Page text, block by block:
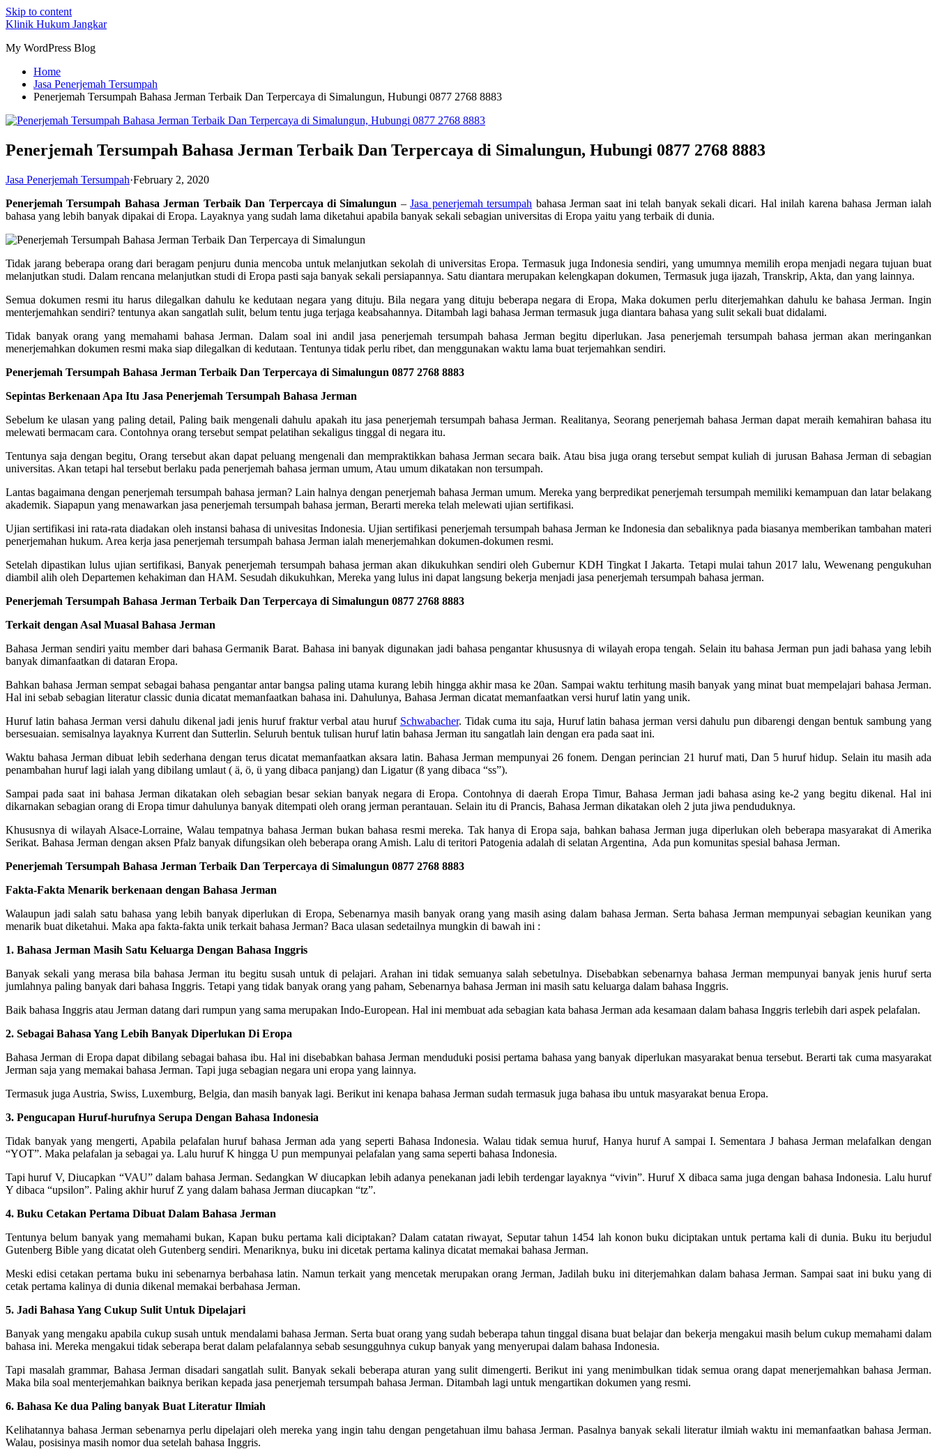
Skip to content
Klinik Hukum Jangkar
My WordPress Blog
Home
Jasa Penerjemah Tersumpah
Penerjemah Tersumpah Bahasa Jerman Terbaik Dan Terpercaya di Simalungun, Hubungi 0877 2768 8883
Penerjemah Tersumpah Bahasa Jerman Terbaik Dan Terpercaya di Simalungun, Hubungi 0877 2768 8883
Jasa Penerjemah Tersumpah·February 2, 2020
Penerjemah Tersumpah Bahasa Jerman Terbaik Dan Terpercaya di Simalungun –Jasa penerjemah tersumpah bahasa Jerman saat ini telah banyak sekali dicari. Hal inilah karena bahasa Jerman ialah
bahasa yang lebih banyak dipakai di Eropa. Layaknya yang sudah lama diketahui apabila banyak sekali sebagian universitas di Eropa yaitu yang terbaik di dunia.
Tidak jarang beberapa orang dari beragam penjuru dunia mencoba untuk melanjutkan sekolah di universitas Eropa. Termasuk juga Indonesia sendiri, yang umumnya memilih eropa menjadi negara tujuan buat
melanjutkan studi. Dalam rencana melanjutkan studi di Eropa pasti saja banyak sekali persiapannya. Satu diantara merupakan kelengkapan dokumen, Termasuk juga ijazah, Transkrip, Akta, dan yang lainnya.
Semua dokumen resmi itu harus dilegalkan dahulu ke kedutaan negara yang dituju. Bila negara yang dituju beberapa negara di Eropa, Maka dokumen perlu diterjemahkan dahulu ke bahasa Jerman. Ingin
menterjemahkan sendiri? tentunya akan sangatlah sulit, belum tentu juga terjaga keabsahannya. Ditambah lagi bahasa Jerman termasuk juga diantara bahasa yang sulit sekali buat didalami.
Tidak banyak orang yang memahami bahasa Jerman. Dalam soal ini andil jasa penerjemah tersumpah bahasa Jerman begitu diperlukan. Jasa penerjemah tersumpah bahasa jerman akan meringankan
menerjemahkan dokumen resmi maka siap dilegalkan di kedutaan. Tentunya tidak perlu ribet, dan menggunakan waktu lama buat terjemahkan sendiri.
Penerjemah Tersumpah Bahasa Jerman Terbaik Dan Terpercaya di Simalungun 0877 2768 8883
Sepintas Berkenaan Apa Itu Jasa Penerjemah Tersumpah Bahasa Jerman
Sebelum ke ulasan yang paling detail, Paling baik mengenali dahulu apakah itu jasa penerjemah tersumpah bahasa Jerman. Realitanya, Seorang penerjemah bahasa Jerman dapat meraih kemahiran bahasa itu
melewati bermacam cara. Contohnya orang tersebut sempat pelatihan sekaligus tinggal di negara itu.
Tentunya saja dengan begitu, Orang tersebut akan dapat peluang mengenali dan mempraktikkan bahasa Jerman secara baik. Atau bisa juga orang tersebut sempat kuliah di jurusan Bahasa Jerman di sebagian
universitas. Akan tetapi hal tersebut berlaku pada penerjemah bahasa jerman umum, Atau umum dikatakan non tersumpah.
Lantas bagaimana dengan penerjemah tersumpah bahasa jerman? Lain halnya dengan penerjemah bahasa Jerman umum. Mereka yang berpredikat penerjemah tersumpah memiliki kemampuan dan latar belakang
akademik. Siapapun yang menawarkan jasa penerjemah tersumpah bahasa jerman, Berarti mereka telah melewati ujian sertifikasi.
Ujian sertifikasi ini rata-rata diadakan oleh instansi bahasa di univesitas Indonesia. Ujian sertifikasi penerjemah tersumpah bahasa Jerman ke Indonesia dan sebaliknya pada biasanya memberikan tambahan materi
penerjemahan hukum. Area kerja jasa penerjemah tersumpah bahasa Jerman ialah menerjemahkan dokumen-dokumen resmi.
Setelah dipastikan lulus ujian sertifikasi, Banyak penerjemah tersumpah bahasa jerman akan dikukuhkan sendiri oleh Gubernur KDH Tingkat I Jakarta. Tetapi mulai tahun 2017 lalu, Wewenang pengukuhan
diambil alih oleh Departemen kehakiman dan HAM. Sesudah dikukuhkan, Mereka yang lulus ini dapat langsung bekerja menjadi jasa penerjemah tersumpah bahasa jerman.
Penerjemah Tersumpah Bahasa Jerman Terbaik Dan Terpercaya di Simalungun 0877 2768 8883
Terkait dengan Asal Muasal Bahasa Jerman
Bahasa Jerman sendiri yaitu member dari bahasa Germanik Barat. Bahasa ini banyak digunakan jadi bahasa pengantar khususnya di wilayah eropa tengah. Selain itu bahasa Jerman pun jadi bahasa yang lebih
banyak dimanfaatkan di dataran Eropa.
Bahkan bahasa Jerman sempat sebagai bahasa pengantar antar bangsa paling utama kurang lebih hingga akhir masa ke 20an. Sampai waktu terhitung masih banyak yang minat buat mempelajari bahasa Jerman.
Hal ini sebab sebagian literatur classic dunia dicatat memanfaatkan bahasa ini. Dahulunya, Bahasa Jerman dicatat memanfaatkan versi huruf latin yang unik.
Huruf latin bahasa Jerman versi dahulu dikenal jadi jenis huruf fraktur verbal atau huruf Schwabacher. Tidak cuma itu saja, Huruf latin bahasa jerman versi dahulu pun dibarengi dengan bentuk sambung yang
bersesuaian. semisalnya layaknya Kurrent dan Sutterlin. Seluruh bentuk tulisan huruf latin bahasa Jerman itu sangatlah lain dengan era pada saat ini.
Waktu bahasa Jerman dibuat lebih sederhana dengan terus dicatat memanfaatkan aksara latin. Bahasa Jerman mempunyai 26 fonem. Dengan perincian 21 huruf mati, Dan 5 huruf hidup. Selain itu masih ada
penambahan huruf lagi ialah yang dibilang umlaut ( ä, ö, ü yang dibaca panjang) dan Ligatur (ß yang dibaca “ss”).
Sampai pada saat ini bahasa Jerman dikatakan oleh sebagian besar sekian banyak negara di Eropa. Contohnya di daerah Eropa Timur, Bahasa Jerman jadi bahasa asing ke-2 yang begitu dikenal. Hal ini
dikarnakan sebagian orang di Eropa timur dahulunya banyak ditempati oleh orang jerman perantauan. Selain itu di Prancis, Bahasa Jerman dikatakan oleh 2 juta jiwa penduduknya.
Khususnya di wilayah Alsace-Lorraine, Walau tempatnya bahasa Jerman bukan bahasa resmi mereka. Tak hanya di Eropa saja, bahkan bahasa Jerman juga diperlukan oleh beberapa masyarakat di Amerika
Serikat. Bahasa Jerman dengan aksen Pfalz banyak difungsikan oleh beberapa orang Amish. Lalu di teritori Patogenia adalah di selatan Argentina, Ada pun komunitas spesial bahasa Jerman.
Penerjemah Tersumpah Bahasa Jerman Terbaik Dan Terpercaya di Simalungun 0877 2768 8883
Fakta-Fakta Menarik berkenaan dengan Bahasa Jerman
Walaupun jadi salah satu bahasa yang lebih banyak diperlukan di Eropa, Sebenarnya masih banyak orang yang masih asing dalam bahasa Jerman. Serta bahasa Jerman mempunyai sebagian keunikan yang
menarik buat diketahui. Maka apa fakta-fakta unik terkait bahasa Jerman? Baca ulasan sedetailnya mungkin di bawah ini :
1. Bahasa Jerman Masih Satu Keluarga Dengan Bahasa Inggris
Banyak sekali yang merasa bila bahasa Jerman itu begitu susah untuk di pelajari. Arahan ini tidak semuanya salah sebetulnya. Disebabkan sebenarnya bahasa Jerman mempunyai banyak jenis huruf serta
jumlahnya paling banyak dari bahasa Inggris. Tetapi yang tidak banyak orang yang paham, Sebenarnya bahasa Jerman ini masih satu keluarga dalam bahasa Inggris.
Baik bahasa Inggris atau Jerman datang dari rumpun yang sama merupakan Indo-European. Hal ini membuat ada sebagian kata bahasa Jerman ada kesamaan dalam bahasa Inggris terlebih dari aspek pelafalan.
2. Sebagai Bahasa Yang Lebih Banyak Diperlukan Di Eropa
Bahasa Jerman di Eropa dapat dibilang sebagai bahasa ibu. Hal ini disebabkan bahasa Jerman menduduki posisi pertama bahasa yang banyak diperlukan masyarakat benua tersebut. Berarti tak cuma masyarakat
Jerman saja yang memakai bahasa Jerman. Tapi juga sebagian negara uni eropa yang lainnya.
Termasuk juga Austria, Swiss, Luxemburg, Belgia, dan masih banyak lagi. Berikut ini kenapa bahasa Jerman sudah termasuk juga bahasa ibu untuk masyarakat benua Eropa.
3. Pengucapan Huruf-hurufnya Serupa Dengan Bahasa Indonesia
Tidak banyak yang mengerti, Apabila pelafalan huruf bahasa Jerman ada yang seperti Bahasa Indonesia. Walau tidak semua huruf, Hanya huruf A sampai I. Sementara J bahasa Jerman melafalkan dengan
“YOT”. Maka pelafalan ja sebagai ya. Lalu huruf K hingga U pun mempunyai pelafalan yang sama seperti bahasa Indonesia.
Tapi huruf V, Diucapkan “VAU” dalam bahasa Jerman. Sedangkan W diucapkan lebih adanya penekanan jadi lebih terdengar layaknya “vivin”. Huruf X dibaca sama juga dengan bahasa Indonesia. Lalu huruf
Y dibaca “upsilon”. Paling akhir huruf Z yang dalam bahasa Jerman diucapkan “tz”.
4. Buku Cetakan Pertama Dibuat Dalam Bahasa Jerman
Tentunya belum banyak yang memahami bukan, Kapan buku pertama kali diciptakan? Dalam catatan riwayat, Seputar tahun 1454 lah konon buku diciptakan untuk pertama kali di dunia. Buku itu berjudul
Gutenberg Bible yang dicatat oleh Gutenberg sendiri. Menariknya, buku ini dicetak pertama kalinya dicatat memakai bahasa Jerman.
Meski edisi cetakan pertama buku ini sebenarnya berbahasa latin. Namun terkait yang mencetak merupakan orang Jerman, Jadilah buku ini diterjemahkan dalam bahasa Jerman. Sampai saat ini buku yang di
cetak pertama kalinya di dunia dikenal memakai berbahasa Jerman.
5. Jadi Bahasa Yang Cukup Sulit Untuk Dipelajari
Banyak yang mengaku apabila cukup susah untuk mendalami bahasa Jerman. Serta buat orang yang sudah beberapa tahun tinggal disana buat belajar dan bekerja mengakui masih belum cukup memahami dalam
bahasa ini. Mereka mengakui tidak seberapa berat dalam pelafalannya sebab sesungguhnya cukup banyak yang menyerupai dalam bahasa Indonesia.
Tapi masalah grammar, Bahasa Jerman disadari sangatlah sulit. Banyak sekali beberapa aturan yang sulit dimengerti. Berikut ini yang menimbulkan tidak semua orang dapat menerjemahkan bahasa Jerman.
Maka bila soal menterjemahkan baiknya berikan kepada jasa penerjemah tersumpah bahasa Jerman. Ditambah lagi untuk mengartikan dokumen yang resmi.
6. Bahasa Ke dua Paling banyak Buat Literatur Ilmiah
Kelihatannya bahasa Jerman sebenarnya perlu dipelajari oleh mereka yang ingin tahu dengan pengetahuan ilmu bahasa Jerman. Pasalnya banyak sekali literatur ilmiah waktu ini memanfaatkan bahasa Jerman.
Walau, posisinya masih nomor dua setelah bahasa Inggris.